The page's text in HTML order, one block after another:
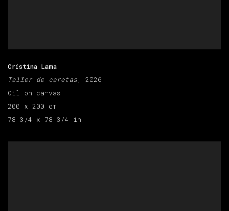
Cristina Lama
Taller de caretas, 2026
Oil on canvas
200 x 200 cm
78 3/4 x 78 3/4 in